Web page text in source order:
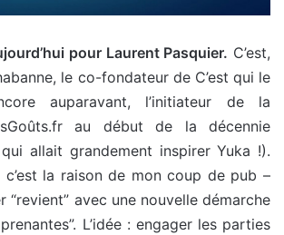
pour Laurent Pasquier. C’est,
le co-fondateur de C’est qui le
auparavant, l’initiateur de la
au début de la décennie
allait grandement inspirer Yuka !).
c’est la raison de mon coup de pub –
“revient” avec une nouvelle démarche
L’idée : engager les parties